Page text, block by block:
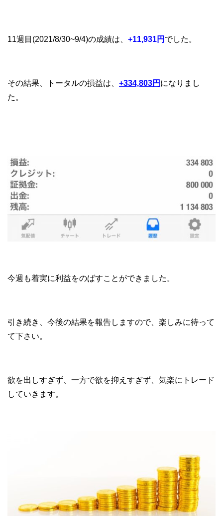
11週目(2021/8/30~9/4)の成績は、 +11,931円 でした 。
その結果、トータルの損益は、 +334,803円 になりまし
た。
今週も着実に利益をのばすことができました。
引き続き、今後の結果を報告しますので、楽しみに待って
て下さい。
欲を出しすぎず、一方で欲を抑えすぎず、気楽にトレード
していきます。